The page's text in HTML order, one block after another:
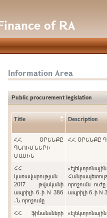
of RA
Information Area
Public procurement legislation
Title Description
ՀՀ ՕՐԵՆՔԸ
ԳՆՈՒՄՆԵՐԻ
ՄԱՍԻՆ
ՀՀ ՕՐԵՆՔԸ
ՀՀ
կառավարության
2017 թվականի
ապրիլի 6-ի N 386
-Ն որոշումը
որոշումն
ապրիլի 6-ի N
ՀՀ ֆինանսների